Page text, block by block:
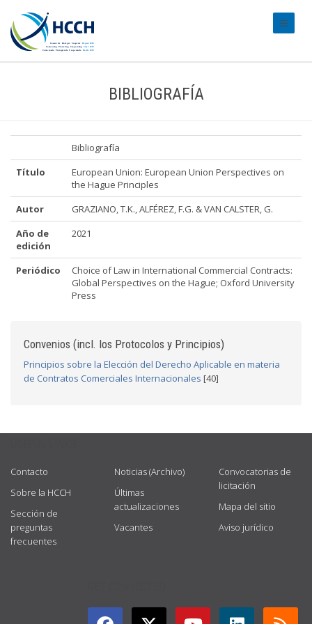
BIBLIOGRAFÍA
Bibliografía
Título
European Union: European Union Perspectives on
the Hague Principles
Autor
GRAZIANO, T.K., ALFÉREZ, F.G. & VAN CALSTER, G.
Año de
edición
2021
Periódico
Choice of Law in International Commercial Contracts:
Global Perspectives on the Hague; Oxford University
Press
Convenios (incl. los Protocolos y Principios)
Principios sobre la Elección del Derecho Aplicable en materia
de Contratos Comerciales Internacionales [40]
Contacto
Sobre la HCCH
Sección de
preguntas
frecuentes
Noticias (Archivo)
Últimas
actualizaciones
Vacantes
Convocatorias de
licitación
Mapa del sitio
Aviso jurídico